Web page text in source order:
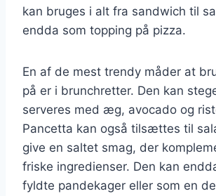
kan bruges i alt fra sandwich til
endda som topping på pizza.
En af de mest trendy måder at
på er i brunchretter. Den kan
serveres med æg, avocado og
Pancetta kan også tilsættes til
give en saltet smag, der
friske ingredienser. Den kan
fyldte pandekager eller som en